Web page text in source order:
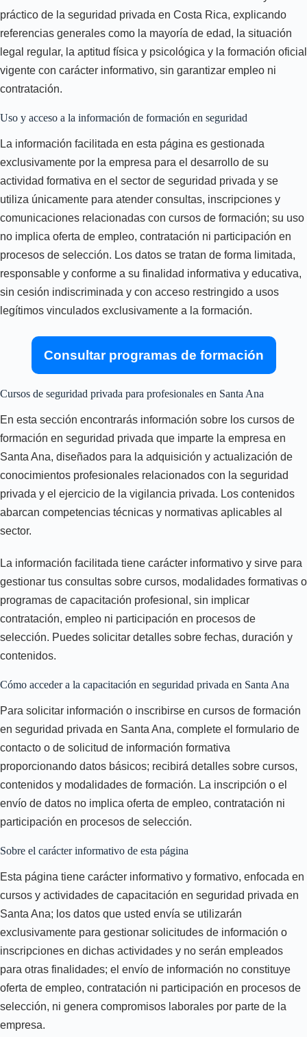
práctico de la seguridad privada en Costa Rica, explicando
referencias generales como la mayoría de edad, la situación
legal regular, la aptitud física y psicológica y la formación oficial
vigente con carácter informativo, sin garantizar empleo ni
contratación.
Uso y acceso a la información de formación en seguridad
La información facilitada en esta página es gestionada
exclusivamente por la empresa para el desarrollo de su
actividad formativa en el sector de seguridad privada y se
utiliza únicamente para atender consultas, inscripciones y
comunicaciones relacionadas con cursos de formación; su uso
no implica oferta de empleo, contratación ni participación en
procesos de selección. Los datos se tratan de forma limitada,
responsable y conforme a su finalidad informativa y educativa,
sin cesión indiscriminada y con acceso restringido a usos
legítimos vinculados exclusivamente a la formación.
Consultar programas de formación
Cursos de seguridad privada para profesionales en Santa Ana
En esta sección encontrarás información sobre los cursos de
formación en seguridad privada que imparte la empresa en
Santa Ana, diseñados para la adquisición y actualización de
conocimientos profesionales relacionados con la seguridad
privada y el ejercicio de la vigilancia privada. Los contenidos
abarcan competencias técnicas y normativas aplicables al
sector.
La información facilitada tiene carácter informativo y sirve para
gestionar tus consultas sobre cursos, modalidades formativas o
programas de capacitación profesional, sin implicar
contratación, empleo ni participación en procesos de
selección. Puedes solicitar detalles sobre fechas, duración y
contenidos.
Cómo acceder a la capacitación en seguridad privada en Santa Ana
Para solicitar información o inscribirse en cursos de formación
en seguridad privada en Santa Ana, complete el formulario de
contacto o de solicitud de información formativa
proporcionando datos básicos; recibirá detalles sobre cursos,
contenidos y modalidades de formación. La inscripción o el
envío de datos no implica oferta de empleo, contratación ni
participación en procesos de selección.
Sobre el carácter informativo de esta página
Esta página tiene carácter informativo y formativo, enfocada en
cursos y actividades de capacitación en seguridad privada en
Santa Ana; los datos que usted envía se utilizarán
exclusivamente para gestionar solicitudes de información o
inscripciones en dichas actividades y no serán empleados
para otras finalidades; el envío de información no constituye
oferta de empleo, contratación ni participación en procesos de
selección, ni genera compromisos laborales por parte de la
empresa.